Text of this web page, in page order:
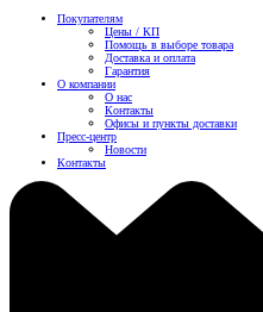
Покупателям
Цены / КП
Помощь в выборе товара
Доставка и оплата
Гарантия
О компании
О нас
Контакты
Офисы и пункты доставки
Пресс-центр
Новости
Контакты